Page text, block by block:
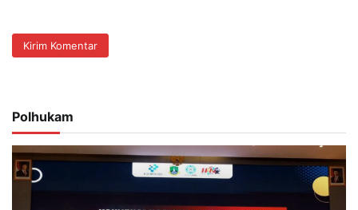
Polhukam